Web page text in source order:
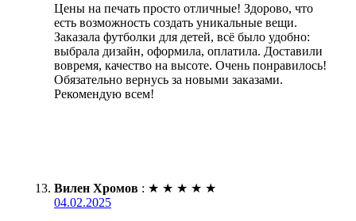
Цены на печать просто отличные! Здорово, что
есть возможность создать уникальные вещи.
Заказала футболки для детей, всё было удобно:
выбрала дизайн, оформила, оплатила. Доставили
вовремя, качество на высоте. Очень понравилось!
Обязательно вернусь за новыми заказами.
Рекомендую всем!
Вилен Хромов : ★ ★ ★ ★ ★
04.02.2025